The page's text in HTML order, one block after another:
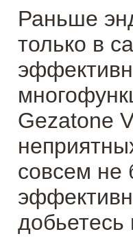
Раньше
только в
Gezatone
совсем не